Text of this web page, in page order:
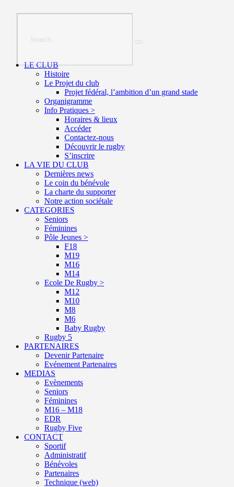
LE CLUB
Histoire
Le Projet du club
Projet fédéral, l’ambition d’un grand stade
Organigramme
Info Pratiques >
Horaires & lieux
Accéder
Contactez-nous
Découvrir le rugby
S’inscrire
LA VIE DU CLUB
Dernières news
Le coin du bénévole
La charte du supporter
Notre action sociétale
CATEGORIES
Seniors
Féminines
Pôle Jeunes >
F18
M19
M16
M14
Ecole De Rugby >
M12
M10
M8
M6
Baby Rugby
Rugby 5
PARTENAIRES
Devenir Partenaire
Evénement Partenaires
MEDIAS
Evènements
Seniors
Féminines
M16 – M18
EDR
Rugby Five
CONTACT
Sportif
Administratif
Bénévoles
Partenaires
Technique (web)